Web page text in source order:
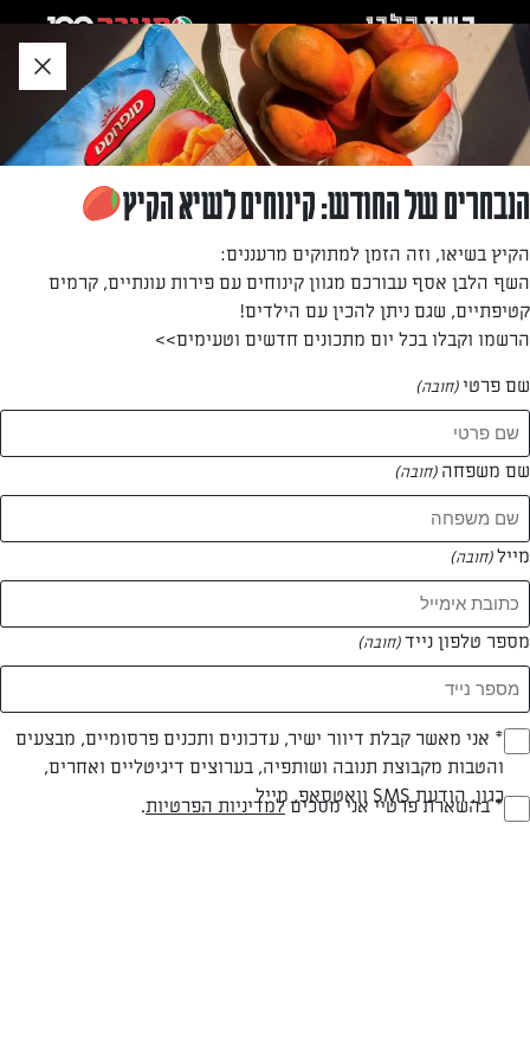
לאזור
תוכן
תחתון
חזרה לעמוד הבית
tamar mazliach
—
המתכונים של
0 מתכונים
המאמרים של tamar mazliach
הנבחרים של החודש: קינוחים לשיא הקיץ
הקיץ בשיאו, וזה הזמן למתוקים מרעננים:
השף הלבן אסף עבורכם מגוון קינוחים עם פירות עונתיים, קרמים
קטיפתיים, שגם ניתן להכין עם הילדים!
הרשמו וקבלו בכל יום מתכונים חדשים וטעימים>>
שם פרטי(חובה)
שם משפחה (חובה)
מייל(חובה)
מספר טלפון נייד(חובה)
Opt_In
(חובה)
* אני מאשר קבלת דיוור ישיר, עדכונים ותכנים פרסומיים, מבצעים
והטבות מקבוצת תנובה ושותפיה, בערוצים דיגיטליים ואחרים,
כגון, הודעת SMS וואטסאפ, מייל
RegulationsApproved
* בהשארת פרטיי אני מסכיםלמדיניות הפרטיות.